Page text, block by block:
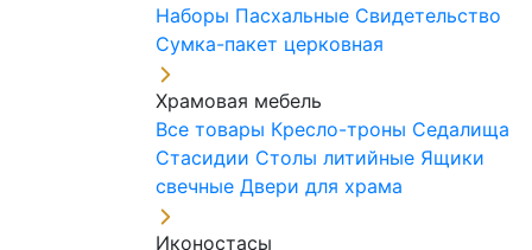
Наборы Пасхальные Свидетельство
Сумка-пакет церковная
Храмовая мебель
Все товары Кресло-троны Седалища
Стасидии Столы литийные Ящики
свечные Двери для храма
Иконостасы